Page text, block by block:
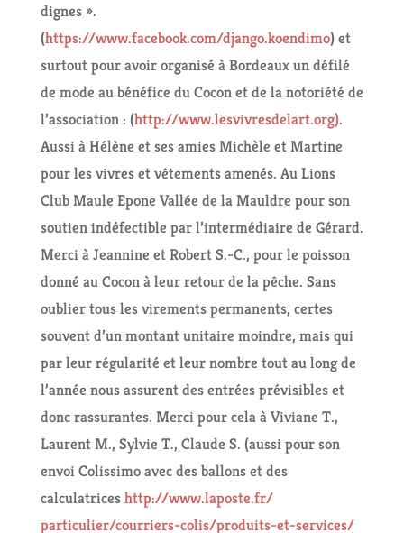
dignes ».
(https://www.facebook.com/django.koendimo) et
surtout pour avoir organisé à Bordeaux un défilé
de mode au bénéfice du Cocon et de la notoriété de
l’association : (http://www.lesvivresdelart.org).
Aussi à Hélène et ses amies Michèle et Martine
pour les vivres et vêtements amenés. Au Lions
Club Maule Epone Vallée de la Mauldre pour son
soutien indéfectible par l’intermédiaire de Gérard.
Merci à Jeannine et Robert S.-C., pour le poisson
donné au Cocon à leur retour de la pêche. Sans
oublier tous les virements permanents, certes
souvent d’un montant unitaire moindre, mais qui
par leur régularité et leur nombre tout au long de
l’année nous assurent des entrées prévisibles et
donc rassurantes. Merci pour cela à Viviane T.,
Laurent M., Sylvie T., Claude S. (aussi pour son
envoi Colissimo avec des ballons et des
calculatriceshttp://www.laposte.fr/
particulier/courriers-colis/produits-et-services/